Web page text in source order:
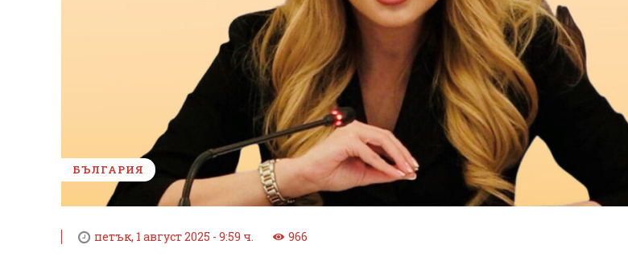
БЪЛГАРИЯ
петък, 1 август 2025 - 9:59 ч. 966